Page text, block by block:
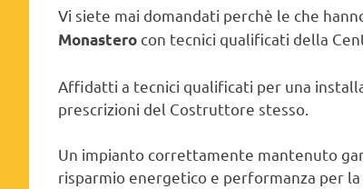
Vi siete mai domandati perchè le che
Monastero con tecnici qualificati della
Affidatti a tecnici qualificati per una
prescrizioni del Costruttore stesso.
Un impianto correttamente mantenuto
risparmio energetico e performanza per la